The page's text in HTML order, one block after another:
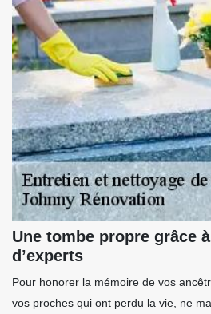
Une tombe propre grâce
d’experts
Pour honorer la mémoire de vos
vos proches qui ont perdu la vie, ne